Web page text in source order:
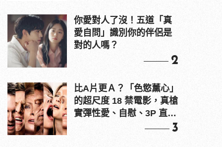
你愛對人了沒！五道「真
愛自問」識別你的伴侶是
對的人嗎？
2
比A片更Ａ？「色慾薰心」
的超尺度 18 禁電影，真槍
實彈性愛、自慰、3P 直接
3